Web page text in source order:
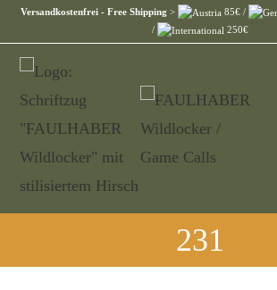
Versandkostenfrei - Free Shipping > 85€ /
/
250€
231